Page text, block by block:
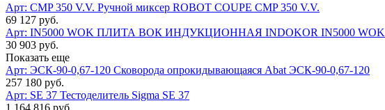
Арт: CMP 350 V.V. Ручной миксер ROBOT COUPE CMP 350 V.V.
69 127 руб.
Арт: IN5000 WOK ПЛИТА ВОК ИНДУКЦИОННАЯ INDOKOR IN5000 WOK
30 903 руб.
Показать еще
Арт: ЭСК-90-0,67-120 Cковорода опрокидывающаяся Abat ЭСК-90-0,67-120
257 180 руб.
Арт: SE 37 Тестоделитель Sigma SE 37
1 164 816 руб.